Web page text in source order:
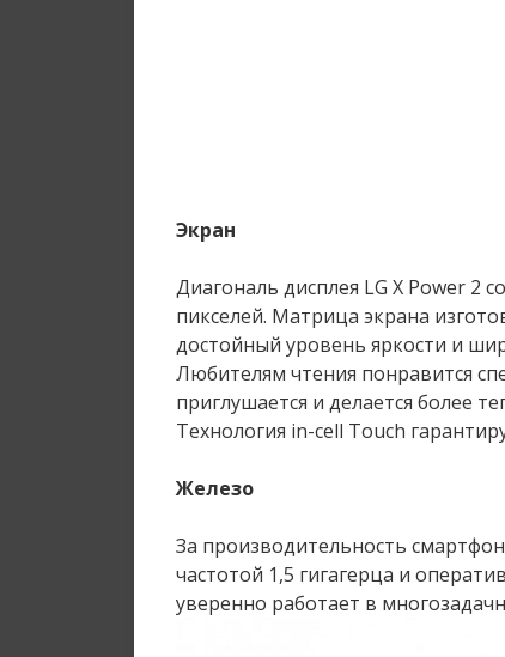
Экран
Диагональ дисплея LG X Power 2
пикселей. Матрица экрана
достойный уровень яркости и
Любителям чтения понравится
приглушается и делается более
Технология in-cell Touch
Железо
За производительность
частотой 1,5 гигагерца и
уверенно работает в